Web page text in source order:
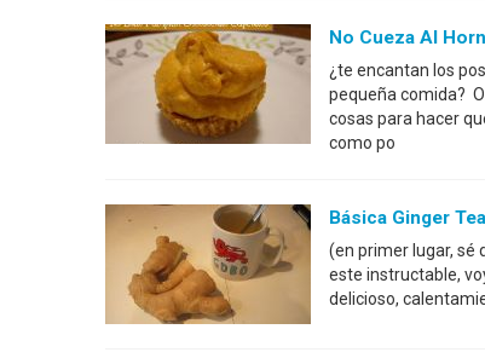
No Cueza Al
¿te encantan los
pequeña comida?
cosas para hacer
como po
Básica Ginger Tea
(en primer lugar, sé
este instructable,
delicioso,